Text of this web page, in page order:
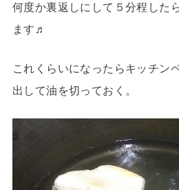
何度か裏返しにして５分程した
ます♬
これくらいになったらキッチン
出して油を切っておく。